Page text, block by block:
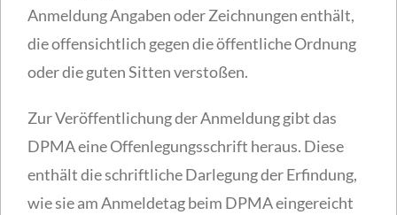
Anmeldung Angaben oder Zeichnungen enthält,
die offensichtlich gegen die öffentliche Ordnung
oder die guten Sitten verstoßen.
Zur Veröffentlichung der Anmeldung gibt das
DPMA eine Offenlegungsschrift heraus. Diese
enthält die schriftliche Darlegung der Erfindung,
wie sie am Anmeldetag beim DPMA eingereicht